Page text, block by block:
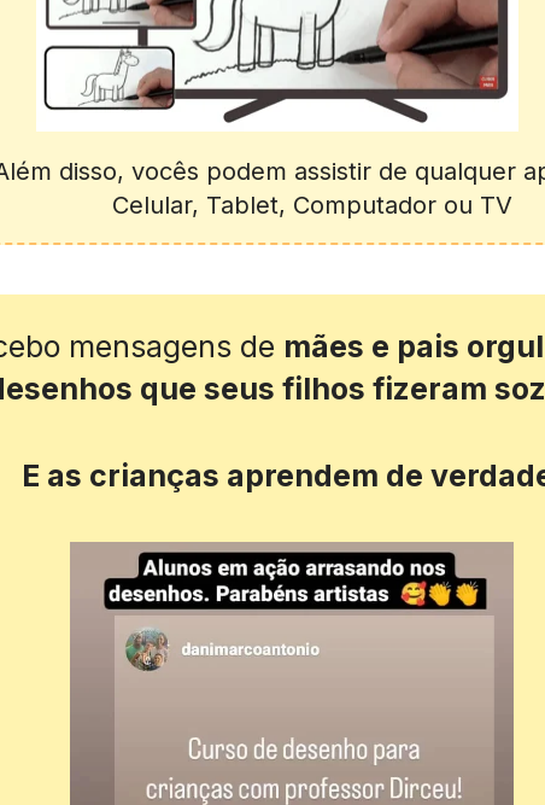
disso, vocês podem assistir de qualquer
Celular, Tablet, Computador ou TV
mensagens de mães e pais
que seus filhos fizeram
E as crianças aprendem de